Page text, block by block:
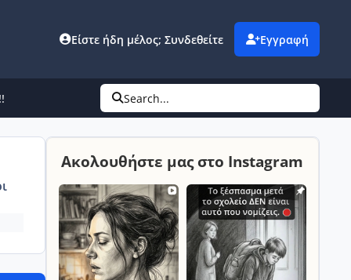
Είστε ήδη μέλος; Συνδεθείτε Εγγραφή
Search...
Ακολουθήστε μας στο Instagram